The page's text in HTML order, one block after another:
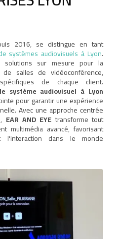
2016, se distingue en tant
systèmes audiovisuels à Lyon.
sur mesure pour la
salles de vidéoconférence,
de chaque client.
système audiovisuel à Lyon
pour garantir une expérience
Avec une approche centrée
EAR AND EYEtransforme tout
multimédia avancé, favorisant
l'interaction dans le monde